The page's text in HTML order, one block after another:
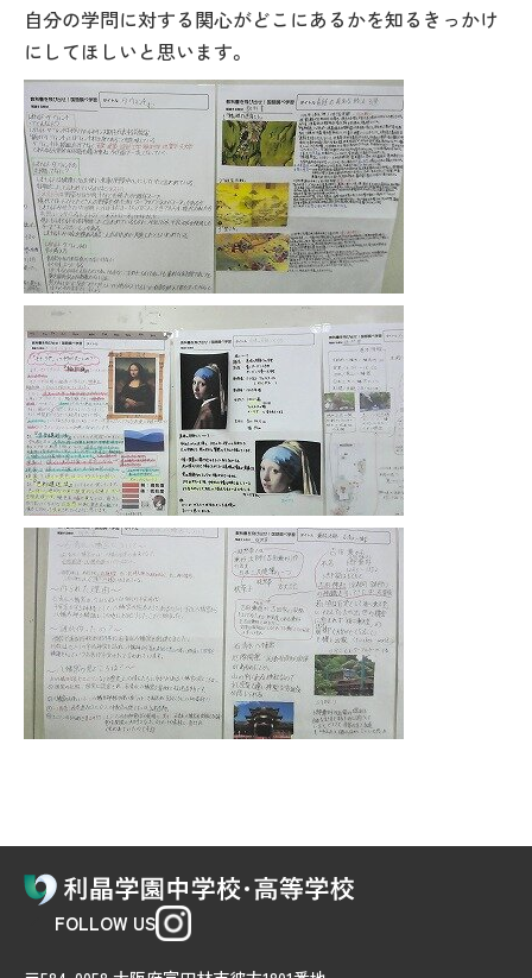
自分の学問に対する関心がどこにあるかを知るきっかけ
にしてほしいと思います。
FOLLOW US